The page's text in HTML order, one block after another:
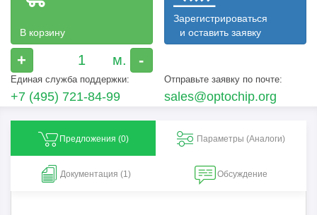
В корзину
+ -
Зарегистрироваться
и оставить заявку
Единая служба поддержки:
+7 (495) 721-84-99
Отправьте заявку по почте:
sales@optochip.org
Предложения (0) Параметры (Aналоги)
Документация (1) Обсуждение